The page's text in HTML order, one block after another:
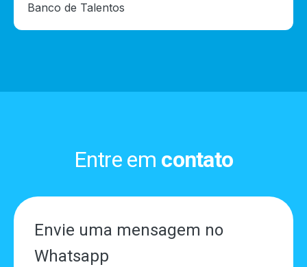
Banco de Talentos
Entre em contato
Envie uma mensagem no
Whatsapp